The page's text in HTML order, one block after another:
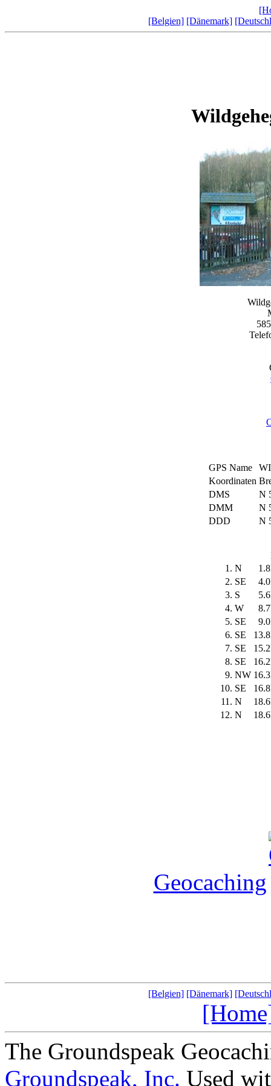
[Belgien] [Dänemark]
GPS Name
Koordinaten
DMS
N
DMM
N
DDD
N
1. N
2. SE
3. S
4. W
5. SE
6. SE
7. SE
8. SE
9. NW
10. SE
11. N
12. N
Geocaching
[Belgien] [Dänemark]
The Groundspeak
Groundspeak, Inc. Used